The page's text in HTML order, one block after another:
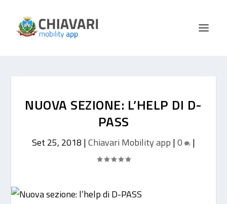
NUOVA SEZIONE: L’HELP DI D-
PASS
Set 25, 2018 |Chiavari Mobility app |0 |